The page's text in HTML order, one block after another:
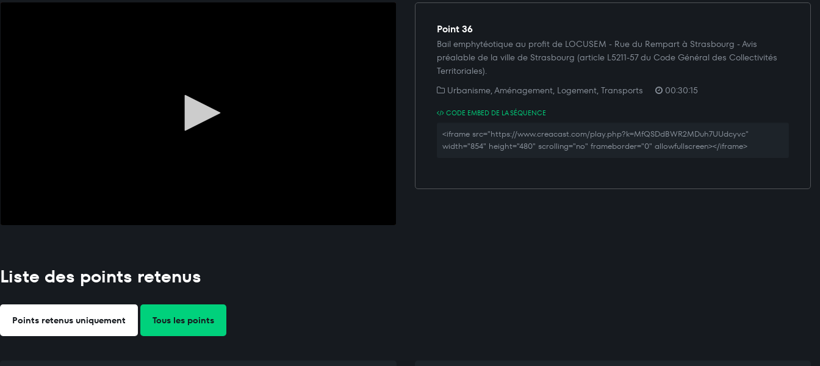
Point 36
Bail emphytéotique au profit de LOCUSEM - Rue du Rempart à Strasbourg - Avis
préalable de la ville de Strasbourg (article L5211-57 du Code Général des Collectivités
Territoriales).
Urbanisme, Aménagement, Logement, Transports
00:30:15
CODE EMBED DE LA SÉQUENCE
<iframe src="https://www.creacast.com/play.php?k=MfQSDdBWR2MDuh7UUdcyvc"
width="854" height="480" scrolling="no" frameborder="0" allowfullscreen></iframe>
Liste des points retenus
Points retenus uniquement Tous les points